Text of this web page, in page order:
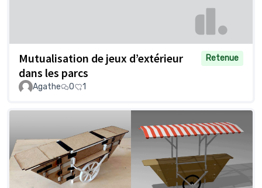
Mutualisation de jeux d’extérieur
dans les parcs
Retenue
Agathe 0 1